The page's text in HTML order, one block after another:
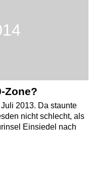
Zone?
2013. Da staunte
nicht schlecht, als
Einsiedel nach